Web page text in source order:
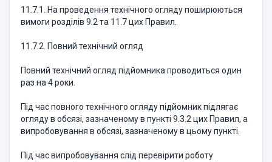
11.7.1. На проведення технічного огляду поширюються
вимоги розділів 9.2 та 11.7 цих Правил.
11.7.2. Повний технічний огляд
Повний технічний огляд підйомника проводиться один
раз на 4 роки.
Під час повного технічного огляду підйомник підлягає
огляду в обсязі, зазначеному в пункті 9.3.2 цих Правил, а
випробовування в обсязі, зазначеному в цьому пункті.
Під час випробовування слід перевірити роботу